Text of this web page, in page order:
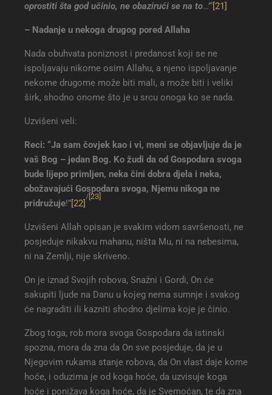
oprostiti šta god učinio, ne obazirući se na to…’“[21]
– Nadanje u nekoga drugog pored Allaha
Nada obuhvata poniznost i predanost koji se ne
ispoljavaju nikome osim Allahu, a njeno ispoljavanje
nekome drugome može biti mali, a može biti i veliki
širk, shodno onome što je u srcu onoga ko se nada.
Uzvišeni veli:
Reci: “Ja sam čovjek kao i vi, meni se objavljuje da je
vaš Bog – jedan Bog. Ko žudi da od Gospodara svoga
bude lijepo primljen, neka čini dobra djela i neka,
obožavajući Gospodara svoga, Njemu nikoga ne
pridružuje!”[22]
/ [23]
Uzvišeni Allah opisan je svakim vidom savršenosti, ne
posjeduje nikakvu mahanu, ništa Mu, ni na nebesima,
ni na Zemlji, nije skriveno.
On je iznad Svojih robova, Snažni i Gordi, On će
sakupiti ljude na Danu u kojeg nema sumnje i svakog
će nagraditi ili kazniti shodno djelima koje je činio.
Zbog toga, rob mora svoga Gospodara da istinski
spozna, mora da zna da On sve posjeduje, da je u
Njegovim rukama stanje robova, da On vlast daje kome
hoće, i oduzima je od koga hoće, da uzvisuje koga
hoće i ponižava koga hoće, da je Svemoćan, te da zna